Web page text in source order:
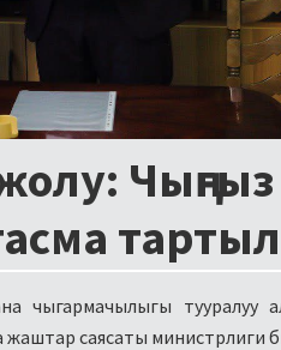
чыгармачылыгы тууралуу
саясаты министрлиги